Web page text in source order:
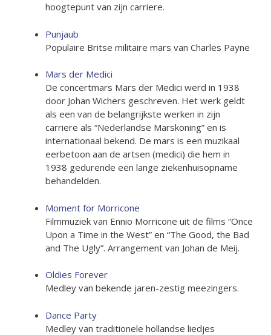
hoogtepunt van zijn carriere.
Punjaub
Populaire Britse militaire mars van Charles Payne
Mars der Medici
De concertmars Mars der Medici werd in 1938
door Johan Wichers geschreven. Het werk geldt
als een van de belangrijkste werken in zijn
carriere als “Nederlandse Marskoning” en is
internationaal bekend. De mars is een muzikaal
eerbetoon aan de artsen (medici) die hem in
1938 gedurende een lange ziekenhuisopname
behandelden.
Moment for Morricone
Filmmuziek van Ennio Morricone uit de films “Once
Upon a Time in the West” en “The Good, the Bad
and The Ugly”. Arrangement van Johan de Meij.
Oldies Forever
Medley van bekende jaren-zestig meezingers.
Dance Party
Medley van traditionele hollandse liedjes